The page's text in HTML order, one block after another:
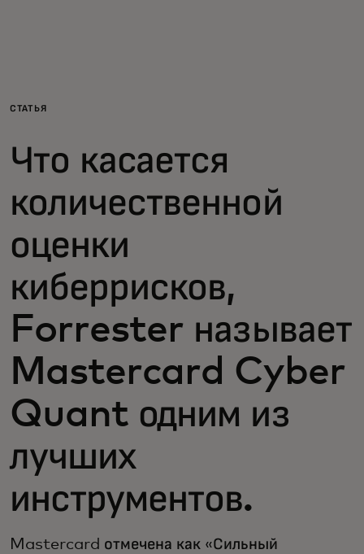
Новости и тренды
СТАТЬЯ
Что касается
количественной
оценки
киберрисков,
Forrester называет
Mastercard Cyber
Quant одним из
лучших
инструментов.
Mastercard отмечена как «Сильный